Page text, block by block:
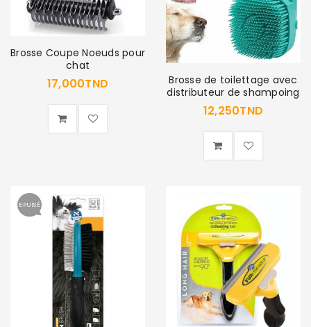
Brosse Coupe Noeuds pour
chat
17,000TND
Brosse de toilettage avec
distributeur de shampoing
12,250TND
EPUISÉ